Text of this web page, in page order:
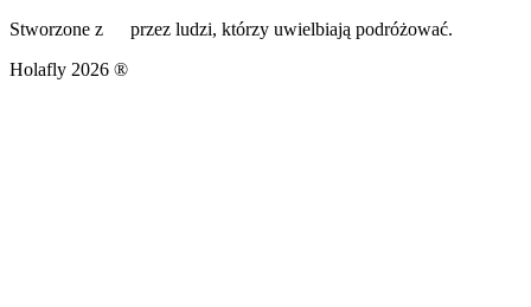
Stworzone z
przez ludzi, którzy uwielbiają podróżować.
Holafly 2026 ®